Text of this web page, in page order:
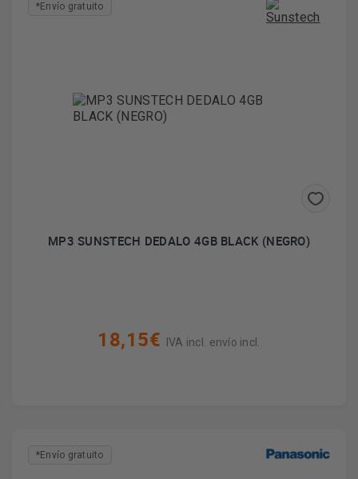
*Envío gratuito
MP3 SUNSTECH DEDALO 4GB BLACK (NEGRO)
18,15€ IVA incl. envío incl.
*Envío gratuito